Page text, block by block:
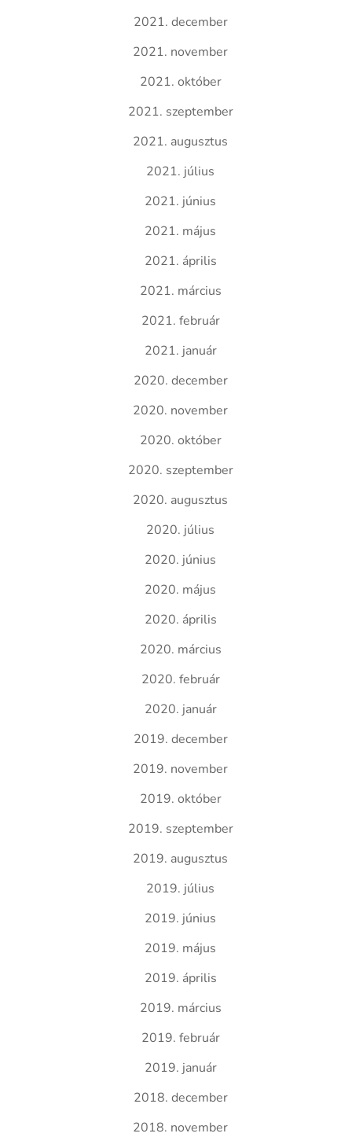
2021. december
2021. november
2021. október
2021. szeptember
2021. augusztus
2021. július
2021. június
2021. május
2021. április
2021. március
2021. február
2021. január
2020. december
2020. november
2020. október
2020. szeptember
2020. augusztus
2020. július
2020. június
2020. május
2020. április
2020. március
2020. február
2020. január
2019. december
2019. november
2019. október
2019. szeptember
2019. augusztus
2019. július
2019. június
2019. május
2019. április
2019. március
2019. február
2019. január
2018. december
2018. november